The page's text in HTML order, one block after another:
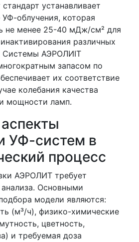
устанавливает
облучения, которая
не менее 25-40 мДж/см² для
различных
Системы АЭРОЛИIT
запасом по
их соответствие
колебания качества
мощности ламп.
УФ-систем в
процесс
АЭРОЛИТ требует
Основными
модели являются:
(м³/ч), физико-химические
цветность,
и требуемая доза